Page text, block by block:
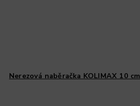
Nerezová naběračka KOLIMAX 10 cm